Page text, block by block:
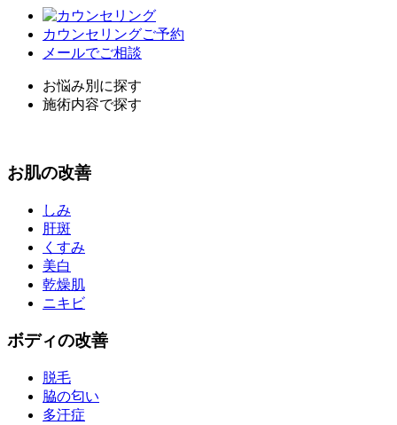
カウンセリングご予約
メールでご相談
お悩み別に探す
施術内容で探す
お肌の改善
しみ
肝斑
くすみ
美白
乾燥肌
ニキビ
ボディの改善
脱毛
脇の匂い
多汗症